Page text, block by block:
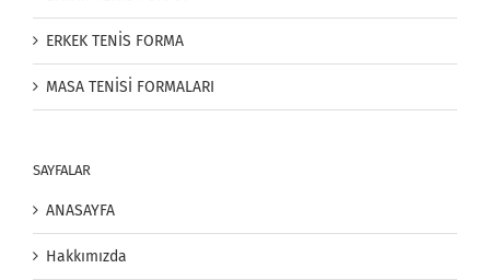
ERKEK TENİS FORMA
MASA TENİSİ FORMALARI
SAYFALAR
ANASAYFA
Hakkımızda